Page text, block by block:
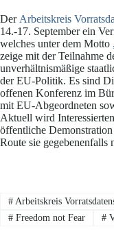
Der Arbeitskreis
14.-17. September ein
welches unter dem Motto
zeige mit der Teilnahme
unverhältnismäßige
der EU-Politik. Es sind
offenen Konferenz im
mit EU-Abgeordneten
Aktuell wird
öffentliche
Route sie gegebenenfalls
#Arbeitskreis
#Freedom not Fear #